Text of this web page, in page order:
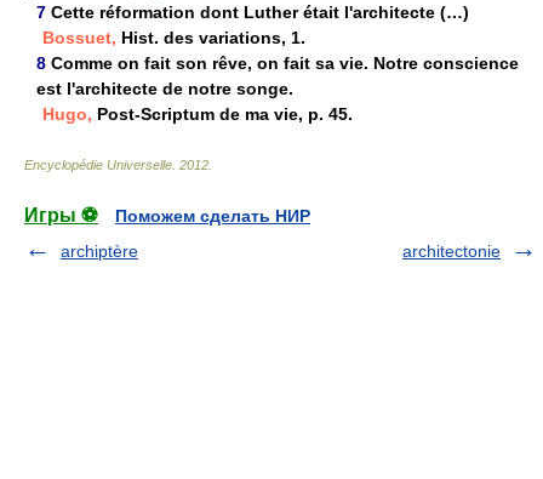
7 Cette réformation dont Luther était l'architecte (…)
Bossuet, Hist. des variations, 1.
8 Comme on fait son rêve, on fait sa vie. Notre conscience
est l'architecte de notre songe.
Hugo, Post-Scriptum de ma vie, p. 45.
Encyclopédie Universelle 2012
Игры ⚽
Поможем сделать НИР
archiptère
architectonie